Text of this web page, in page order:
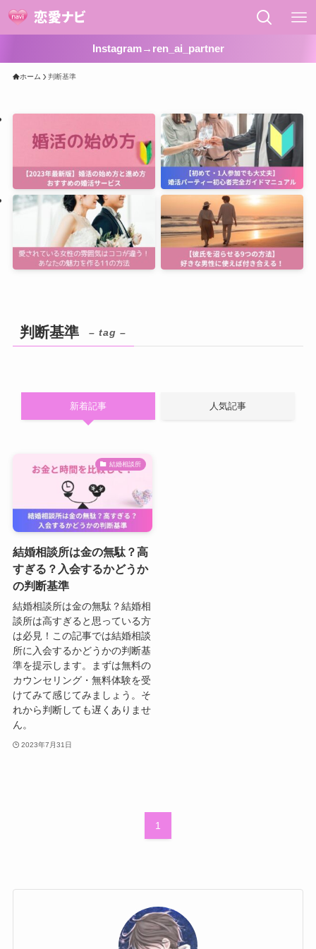
Instagram→ren_ai_partner
ホーム 判断基準
判断基準 – tag –
新着記事 人気記事
結婚相談所
結婚相談所は金の無駄？高
すぎる？入会するかどうか
の判断基準
結婚相談所は金の無駄？結婚相
談所は高すぎると思っている方
は必見！この記事では結婚相談
所に入会するかどうかの判断基
準を提示します。まずは無料の
カウンセリング・無料体験を受
けてみて感じてみましょう。そ
れから判断しても遅くありませ
ん。
2023年7月31日
1